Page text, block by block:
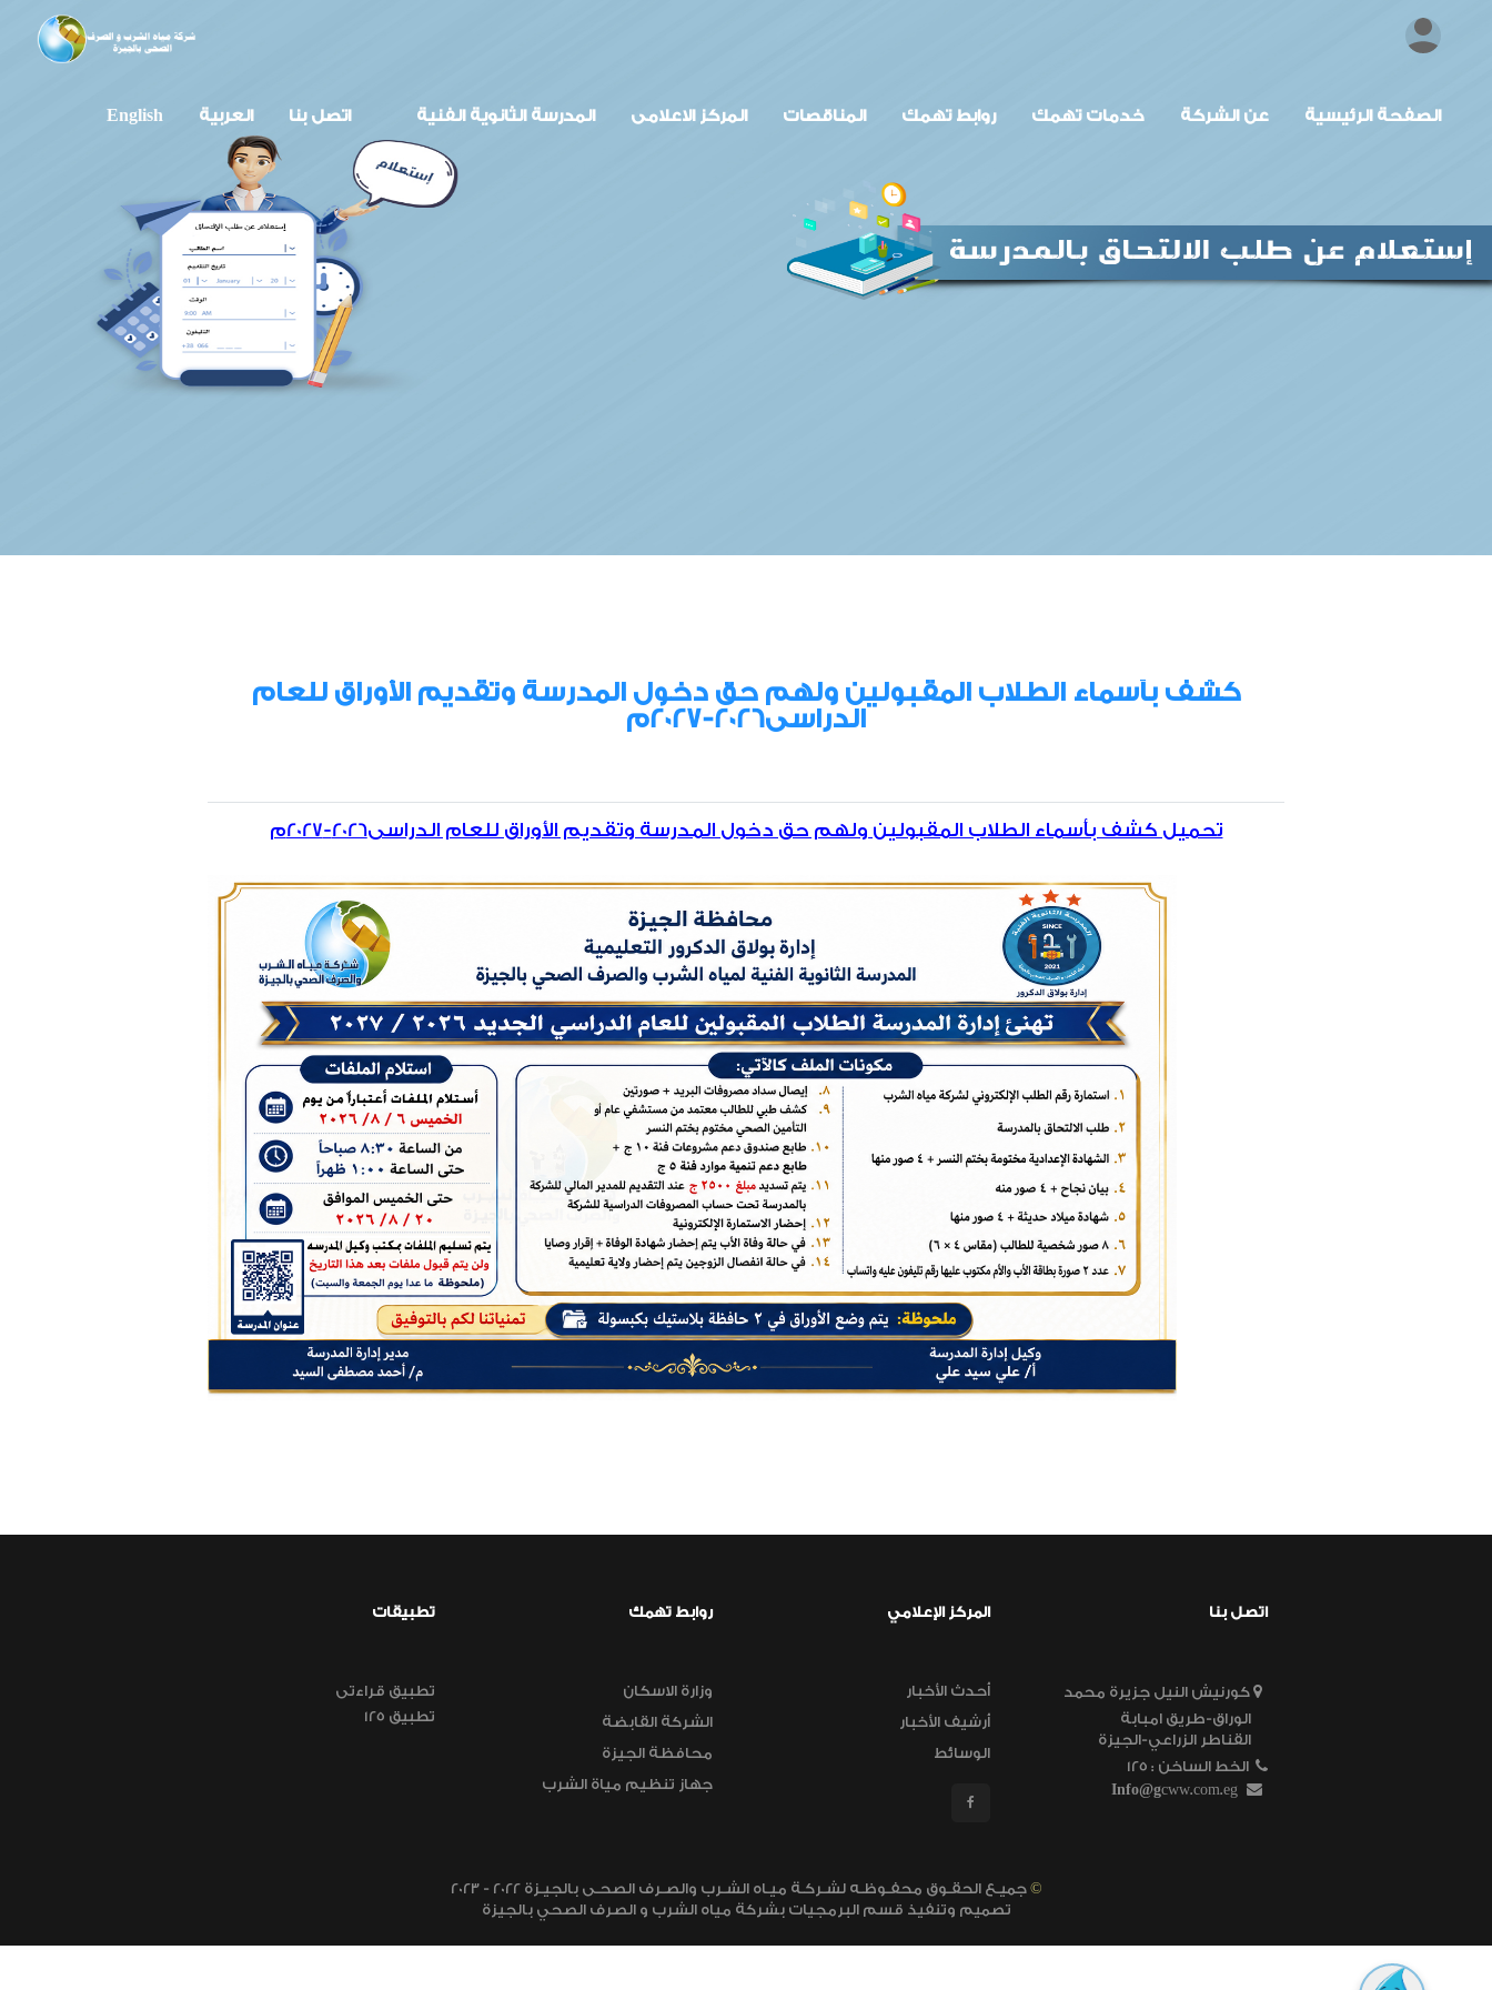
الصفحة الرئيسية عن الشركة خدمات تهمك روابط تهمك المناقصات المركز الاعلامى المدرسة الثانوية الفنية اتصل بنا العربية English
كشف بأسماء الطلاب المقبولين ولهم حق دخول المدرسة وتقديم الأوراق للعام
الدراسى2026-2027م
تحميل كشف بأسماء الطلاب المقبولين ولهم حق دخول المدرسة وتقديم الأوراق للعام الدراسى2026-2027م
تطبيقات
تطبيق قراءتى
تطبيق 125
روابط تهمك
وزارة الاسكان
الشركة القابضة
محافظة الجيزة
جهاز تنظيم مياة الشرب
المركز الإعلامي
أحدث الأخبار
أرشيف الأخبار
الوسائط
اتصل بنا
الوراق-طريق امبابة
القناطر الزراعي-الجيزة
125 : الخط الساخن
Info@gcww.com.eg
2023 - 2022 جميـع الحقـوق محفـوظـه لشـركـة ميـاه الشـرب والصـرف الصحـى بالجيـزة ©
تصميم وتنفيذ قسم البرمجيات بشركة مياه الشرب و الصرف الصحي بالجيزة